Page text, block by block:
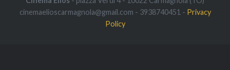
cinemaelioscarmagnola@gmail.com - 3938740451 - Privacy
Policy